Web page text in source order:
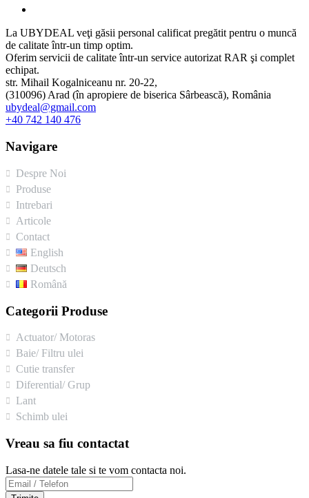
La UBYDEAL veţi găsii personal calificat pregătit pentru o muncă
de calitate într-un timp optim.
Oferim servicii de calitate într-un service autorizat RAR şi complet
echipat.
str. Mihail Kogalniceanu nr. 20-22,
(310096) Arad (în apropiere de biserica Sârbească), România
ubydeal@gmail.com
+40 742 140 476
Navigare
Despre Noi
Produse
Intrebari
Articole
Contact
English
Deutsch
Română
Categorii Produse
Actuator/ Motoras
Baie/ Filtru ulei
Cutie transfer
Diferential/ Grup
Lant
Schimb ulei
Vreau sa fiu contactat
Lasa-ne datele tale si te vom contacta noi.